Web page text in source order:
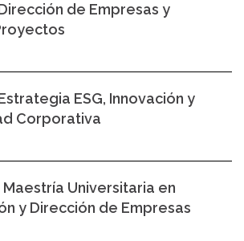
de Empresas y
ESG, Innovación y
Corporativa
Maestría Universitaria en
y Dirección de Empresas